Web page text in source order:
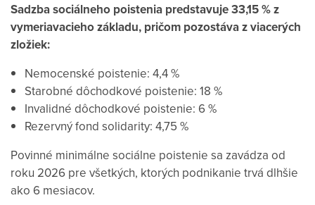
Sadzba sociálneho poistenia predstavuje 33,15 % z
vymeriavacieho základu, pričom pozostáva z viacerých
zložiek:
Nemocenské poistenie: 4,4 %
Starobné dôchodkové poistenie: 18 %
Invalidné dôchodkové poistenie: 6 %
Rezervný fond solidarity: 4,75 %
Povinné minimálne sociálne poistenie sa zavádza od
roku 2026 pre všetkých, ktorých podnikanie trvá dlhšie
ako 6 mesiacov.